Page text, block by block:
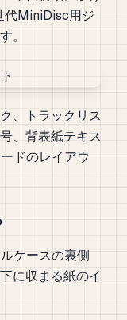
代MiniDisc用ジ
。
、トラックリス
、背表紙テキス
ドのレイアウ
ケースの裏側
に収まる紙のイ